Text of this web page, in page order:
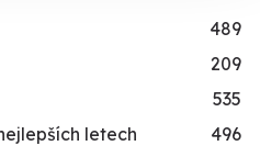
489
209
535
letech
496